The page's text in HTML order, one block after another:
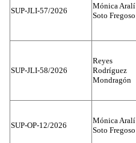
SUP-JLI-57/2026
Mónica Aralí
Soto Fregoso
SUP-JLI-58/2026
Reyes
Rodríguez
Mondragón
SUP-OP-12/2026
Mónica Aralí
Soto Fregoso